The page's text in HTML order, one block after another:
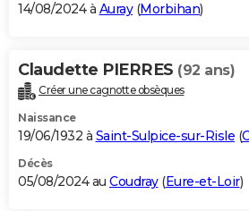
14/08/2024 à Auray(Morbihan)
Claudette PIERRES (92 ans)
Créer une cagnotte obsèques
Naissance
19/06/1932 à Saint-Sulpice-sur-Risle (
Décès
05/08/2024 au Coudray(Eure-et-Loir)